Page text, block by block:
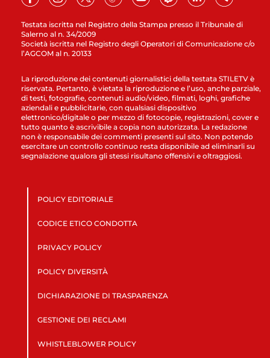
Testata iscritta nel Registro della Stampa presso il Tribunale di
Salerno al n. 34/2009
Società iscritta nel Registro degli Operatori di Comunicazione c/o
l’AGCOM al n. 20133
La riproduzione dei contenuti giornalistici della testata STILETV è
riservata. Pertanto, è vietata la riproduzione e l’uso, anche parziale,
di testi, fotografie, contenuti audio/video, filmati, loghi, grafiche
aziendali e pubblicitarie, con qualsiasi dispositivo
elettronico/digitale o per mezzo di fotocopie, registrazioni, cover e
tutto quanto è ascrivibile a copia non autorizzata. La redazione
non è responsabile dei commenti presenti sul sito. Non potendo
esercitare un controllo continuo resta disponibile ad eliminarli su
segnalazione qualora gli stessi risultano offensivi e oltraggiosi.
POLICY EDITORIALE
CODICE ETICO CONDOTTA
PRIVACY POLICY
POLICY DIVERSITÀ
DICHIARAZIONE DI TRASPARENZA
GESTIONE DEI RECLAMI
WHISTLEBLOWER POLICY